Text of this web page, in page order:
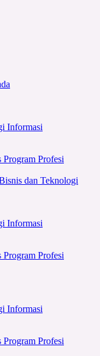
Informasi
Profesi
dan Teknologi
Informasi
Profesi
Informasi
Profesi